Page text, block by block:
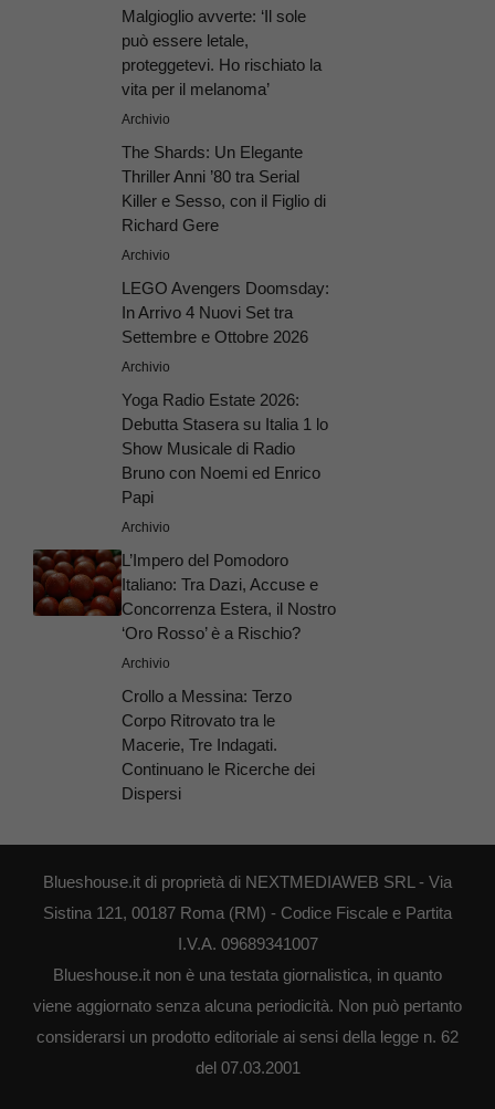
Malgioglio avverte: ‘Il sole
può essere letale,
proteggetevi. Ho rischiato la
vita per il melanoma’
Archivio
The Shards: Un Elegante
Thriller Anni ’80 tra Serial
Killer e Sesso, con il Figlio di
Richard Gere
Archivio
LEGO Avengers Doomsday:
In Arrivo 4 Nuovi Set tra
Settembre e Ottobre 2026
Archivio
Yoga Radio Estate 2026:
Debutta Stasera su Italia 1 lo
Show Musicale di Radio
Bruno con Noemi ed Enrico
Papi
Archivio
L’Impero del Pomodoro
Italiano: Tra Dazi, Accuse e
Concorrenza Estera, il Nostro
‘Oro Rosso’ è a Rischio?
Archivio
Crollo a Messina: Terzo
Corpo Ritrovato tra le
Macerie, Tre Indagati.
Continuano le Ricerche dei
Dispersi
Blueshouse.it di proprietà di NEXTMEDIAWEB SRL - Via
Sistina 121, 00187 Roma (RM) - Codice Fiscale e Partita
I.V.A. 09689341007
Blueshouse.it non è una testata giornalistica, in quanto
viene aggiornato senza alcuna periodicità. Non può pertanto
considerarsi un prodotto editoriale ai sensi della legge n. 62
del 07.03.2001